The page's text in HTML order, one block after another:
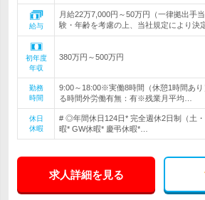
給与
月給22万7,000円～50万円（一律拠出手
験・年齢を考慮の上、当社規定により決
初年度
年収
380万円～500万円
勤務
時間
9:00～18:00※実働8時間（休憩1時間あ
る時間外労働有無：有※残業月平均…
休日
休暇
# ◎年間休日124日* 完全週休2日制（土
暇* GW休暇* 慶弔休暇*…
求人詳細を見る